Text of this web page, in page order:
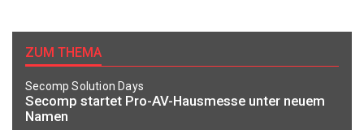
ZUM THEMA
Secomp Solution Days
Secomp startet Pro-AV-Hausmesse unter neuem
Namen